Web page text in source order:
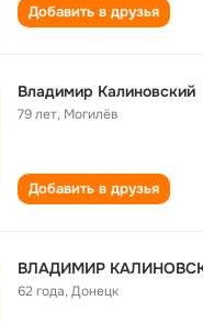
Добавить в друзья
Владимир Калиновский
79 лет, Могилёв
Добавить в друзья
ВЛАДИМИР
62 года,Донецк